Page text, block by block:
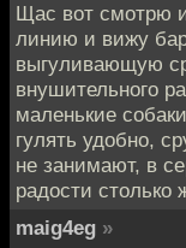
Щас вот смотрю
линию и вижу
выгуливающую
внушительного
маленькие
гулять удобно,
не занимают, в
радости столько
maig4eg »